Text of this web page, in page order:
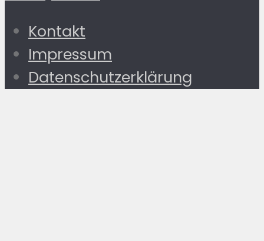
Kontakt
Impressum
Datenschutzerklärung